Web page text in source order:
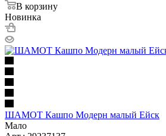
В корзину
Новинка
ШАМОТ Кашпо Модерн малый Ейск
Мало